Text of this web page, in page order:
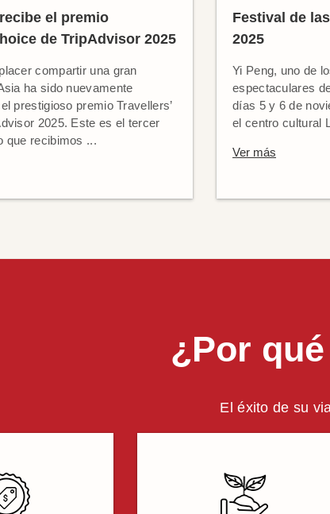
el premio
de TripAdvisor 2025
compartir una gran
ha sido nuevamente
prestigioso premio Travellers’
2025. Este es el tercer
que recibimos ...
Festival de
2025
Yi Peng, uno de
espectaculares
días 5 y 6 de
el centro cultural
Ver más
¿Por
El éxito de su